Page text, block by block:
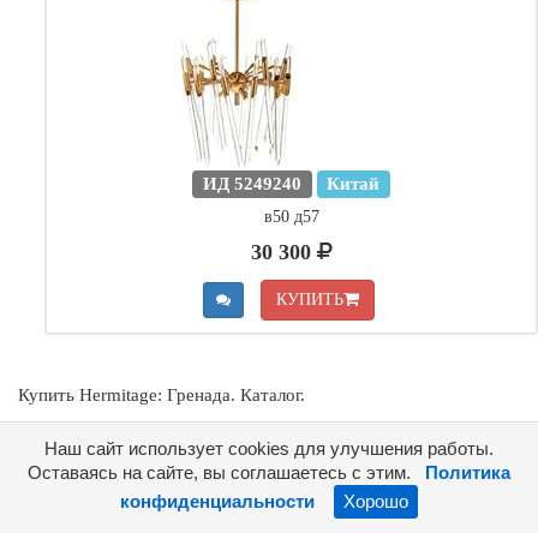
ИД 5249240 Китай
в50 д57
30 300
КУПИТЬ
Купить Hermitage: Гренада. Каталог.
Расширенный поиск
Наш сайт использует cookies для улучшения работы.
Оставаясь на сайте, вы соглашаетесь с этим.
Политика
конфиденциальности
Хорошо